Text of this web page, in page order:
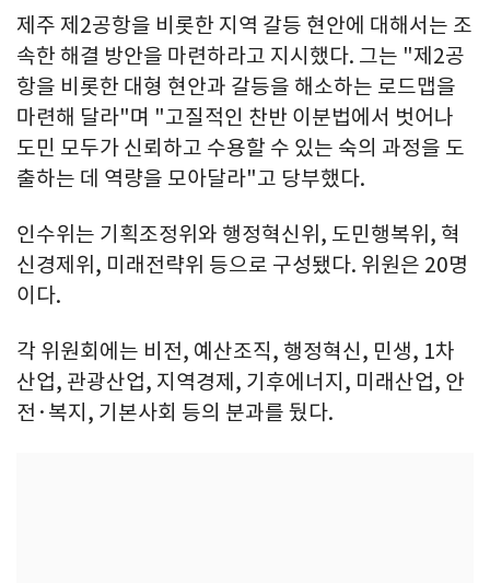
제주 제2공항을 비롯한 지역 갈등 현안에 대해서는 조
속한 해결 방안을 마련하라고 지시했다. 그는 "제2공
항을 비롯한 대형 현안과 갈등을 해소하는 로드맵을
마련해 달라"며 "고질적인 찬반 이분법에서 벗어나
도민 모두가 신뢰하고 수용할 수 있는 숙의 과정을 도
출하는 데 역량을 모아달라"고 당부했다.
인수위는 기획조정위와 행정혁신위, 도민행복위, 혁
신경제위, 미래전략위 등으로 구성됐다. 위원은 20명
이다.
각 위원회에는 비전, 예산조직, 행정혁신, 민생, 1차
산업, 관광산업, 지역경제, 기후에너지, 미래산업, 안
전·복지, 기본사회 등의 분과를 뒀다.